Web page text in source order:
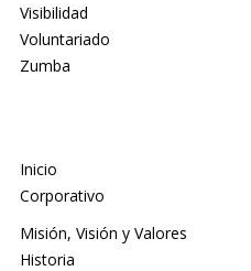
Visibilidad
Voluntariado
Zumba
Inicio
Corporativo
Misión, Visión y Valores
Historia